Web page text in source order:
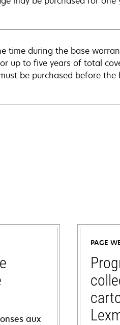
time during the base
up to five years of total
be purchased before
aux
PAGE